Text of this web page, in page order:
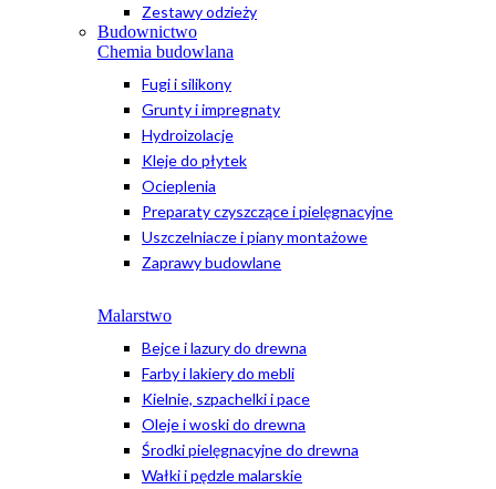
Zestawy odzieży
Budownictwo
Chemia budowlana
Fugi i silikony
Grunty i impregnaty
Hydroizolacje
Kleje do płytek
Ocieplenia
Preparaty czyszczące i pielęgnacyjne
Uszczelniacze i piany montażowe
Zaprawy budowlane
Malarstwo
Bejce i lazury do drewna
Farby i lakiery do mebli
Kielnie, szpachelki i pace
Oleje i woski do drewna
Środki pielęgnacyjne do drewna
Wałki i pędzle malarskie